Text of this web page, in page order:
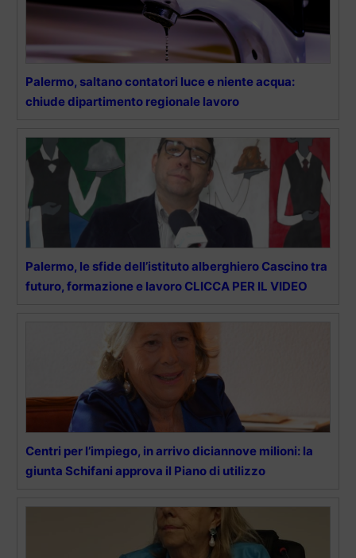
Palermo, saltano contatori luce e niente acqua:
chiude dipartimento regionale lavoro
Palermo, le sfide dell’istituto alberghiero Cascino tra
futuro, formazione e lavoro CLICCA PER IL VIDEO
Centri per l’impiego, in arrivo diciannove milioni: la
giunta Schifani approva il Piano di utilizzo